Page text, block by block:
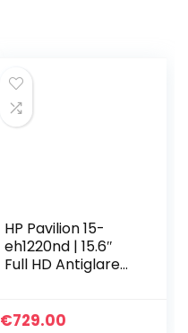
HP Pavilion 15-
eh1220nd | 15.6″
Full HD Antiglare
512GB SSD |
€729.00